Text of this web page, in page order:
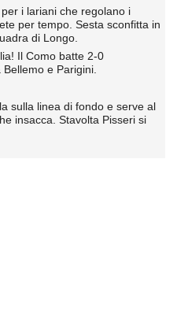
i lariani che regolano i
per tempo. Sesta sconfitta in
di Longo.
Il Como batte 2-0
e Parigini.
sulla linea di fondo e serve al
insacca. Stavolta Pisseri si